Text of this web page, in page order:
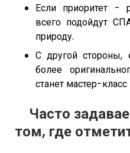
Если приоритет -
всего подойдут
природу.
С другой стороны,
более
станет мастер-
Часто
том, где